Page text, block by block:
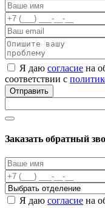
Я даю согласие на
соответствии с
Отправить
Заказать обратный
Я даю согласие на